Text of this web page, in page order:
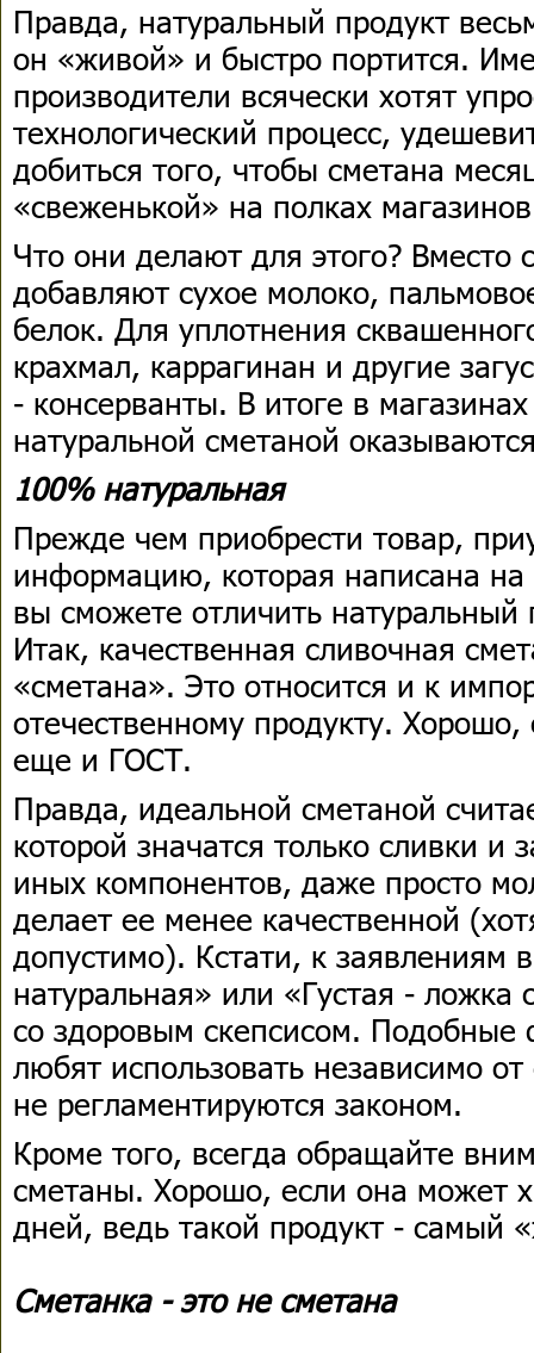
Правда, натуральный продукт
он «живой» и быстро портится.
производители всячески хотят
технологический процесс,
добиться того, чтобы сметана
«свеженькой» на полках
Что они делают для этого? Вместо
добавляют сухое молоко,
белок. Для уплотнения
крахмал, каррагинан и другие
- консерванты. В итоге в
натуральной сметаной
100% натуральная
Прежде чем приобрести товар,
информацию, которая написана на
вы сможете отличить натуральный
Итак, качественная сливочная
«сметана». Это относится и к
отечественному продукту.
еще и ГОСТ.
Правда, идеальной сметаной
которой значатся только сливки и
иных компонентов, даже просто
делает ее менее качественной
допустимо). Кстати, к заявлениям
натуральная» или «Густая - ложка
со здоровым скепсисом. Подобные
любят использовать независимо
не регламентируются законом.
Кроме того, всегда обращайте
сметаны. Хорошо, если она может
дней, ведь такой продукт - самый
Сметанка - это не сметана